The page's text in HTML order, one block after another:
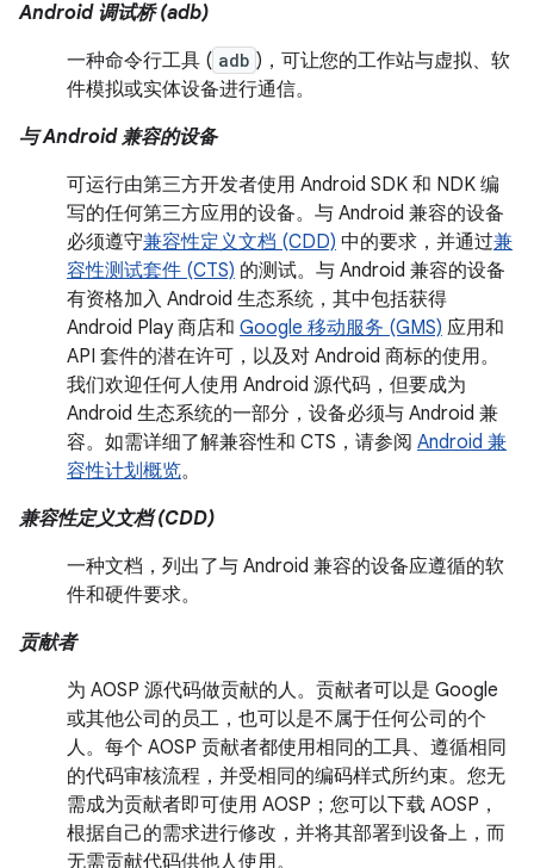
Android 调试桥 (adb)
一种命令行工具 ( adb )，可让您的工作站与虚拟、软
件模拟或实体设备进行通信。
与 Android 兼容的设备
可运行由第三方开发者使用 Android SDK 和 NDK 编
写的任何第三方应用的设备。与 Android 兼容的设备
必须遵守兼容性定义文档 (CDD) 中的要求，并通过兼
容性测试套件 (CTS) 的测试。与 Android 兼容的设备
有资格加入 Android 生态系统，其中包括获得
Android Play 商店和 Google 移动服务 (GMS) 应用和
API 套件的潜在许可，以及对 Android 商标的使用。
我们欢迎任何人使用 Android 源代码，但要成为
Android 生态系统的一部分，设备必须与 Android 兼
容。如需详细了解兼容性和 CTS，请参阅 Android 兼
容性计划概览。
兼容性定义文档 (CDD)
一种文档，列出了与 Android 兼容的设备应遵循的软
件和硬件要求。
贡献者
为 AOSP 源代码做贡献的人。贡献者可以是 Google
或其他公司的员工，也可以是不属于任何公司的个
人。每个 AOSP 贡献者都使用相同的工具、遵循相同
的代码审核流程，并受相同的编码样式所约束。您无
需成为贡献者即可使用 AOSP；您可以下载 AOSP，
根据自己的需求进行修改，并将其部署到设备上，而
无需贡献代码供他人使用。